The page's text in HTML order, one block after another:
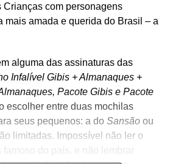
Crianças com personagens
mais amada e querida do Brasil – a
alguma das assinaturas das
Infalível Gibis + Almanaques +
Pacote Gibis e Pacote
escolher entre duas mochilas
seus pequenos: a do Sansão ou
limitadas. Impossível não ler o
famoso do país, e não lembrar